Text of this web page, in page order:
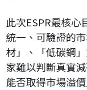
此次ESPR最核心
統一、可驗證的
材」、「低碳鋼
家難以判斷真實
能否取得市場溢